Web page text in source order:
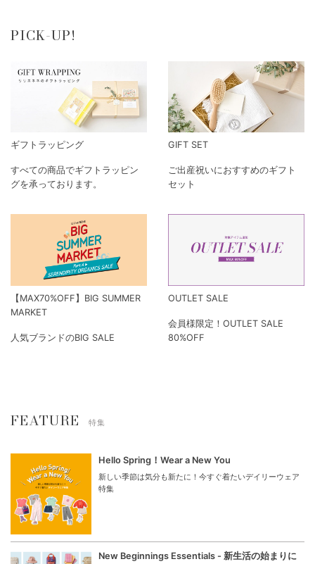
PICK-UP!
ギフトラッピング
すべての商品でギフトラッピン
グを承っております。
GIFT SET
ご出産祝いにおすすめのギフト
セット
【MAX70%OFF】BIG SUMMER
MARKET
人気ブランドのBIG SALE
OUTLET SALE
会員様限定！OUTLET SALE
80%OFF
FEATURE 特集
Hello Spring！Wear a New You
新しい季節は気分も新たに！今すぐ着たいデイリーウェア
特集
New Beginnings Essentials - 新生活の始まりに